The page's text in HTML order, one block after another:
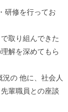
研修を行ってお
取り組んできた
解を深めてもら
の 他に、社会人
輩職員との座談